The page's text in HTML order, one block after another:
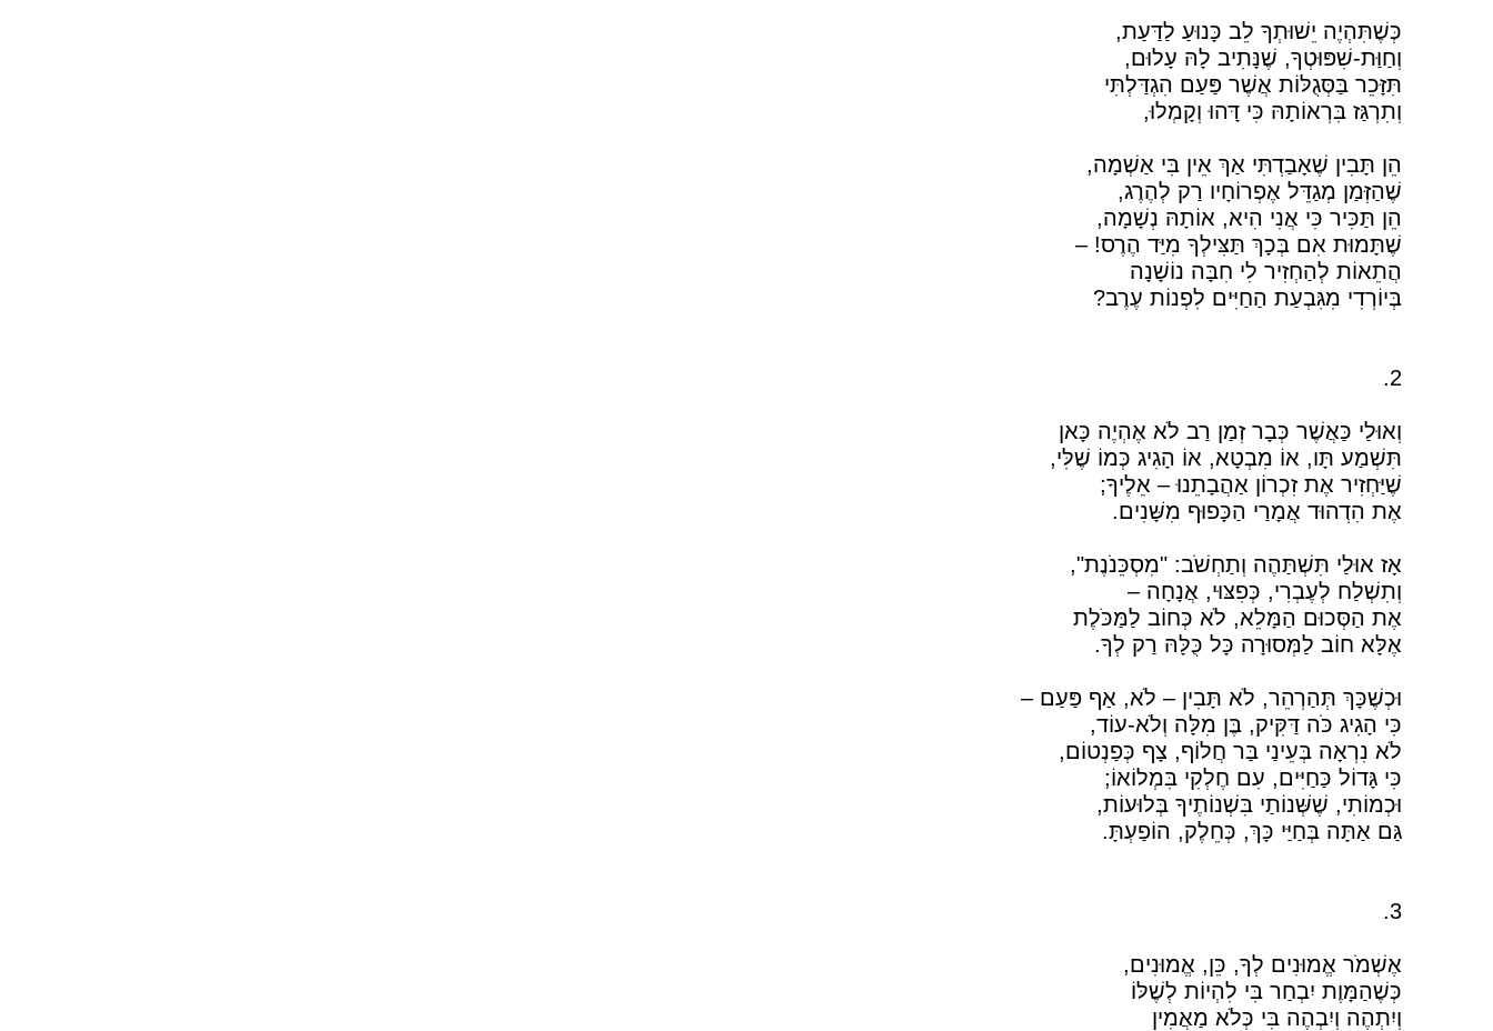
כְּשֶׁתִּהְיֶה יֵשׁוּתְךָ לֵב כָּנוּעַ לַדַּעַת,
וְחַוַּת-שִׁפּוּטְךָ, שֶׁנָּתִיב לָהּ עָלוּם,
תִּזָּכֵר בַּסְּגֻלּוֹת אֲשֶׁר פַּעַם הִגְדַּלְתִּי
וְתִרְגַּז בִּרְאוֹתָהּ כִּי דָּהוּ וְקָמְלוּ,
הֵן תָּבִין שֶׁאָבַדְתִּי אַךְ אֵין בִּי אַשְׁמָה,
שֶׁהַזְּמַן מְגַדֵּל אֶפְרוֹחָיו רַק לְהֶרֶג,
הֵן תַּכִּיר כִּי אֲנִי הִיא, אוֹתָהּ נְשָׁמָה,
שֶׁתָּמוּת אִם בְּכָךְ תַּצִּילְךָ מִיַּד הֶרֶס! –
הֲתֵאוֹת לְהַחְזִיר לִי חִבָּה נוֹשָׁנָה
בְּיוֹרְדִי מִגִּבְעַת הַחַיִּים לִפְנוֹת עֶרֶב?
2.
וְאוּלַי כַּאֲשֶׁר כְּבָר זְמַן רַב לֹא אֶהְיֶה כָּאן
תִּשְׁמַע תָּו, אוֹ מִבְטָא, אוֹ הָגִיג כְּמוֹ שֶׁלִּי,
שֶׁיַּחְזִיר אֶת זִכְרוֹן אַהֲבָתֵנוּ – אֵלֶיךָ;
אֶת הִדְהוּד אֲמָרַי הַכָּפוּף מִשָּׁנִים.
אָז אוּלַי תִּשְׁתַּהֶה וְתַחְשֹׁב: "מִסְכֵּנֹנֶת",
וְתִשְׁלַח לְעֶבְרִי, כְּפִצּוּי, אֲנָחָה –
אֶת הַסְּכוּם הַמָּלֵא, לֹא כְּחוֹב לַמַּכֹּלֶת
אֶלָּא חוֹב לַמְּסוּרָה כָּל כֻּלָּהּ רַק לְךָ.
וּכְשֶׁכָּךְ תְּהַרְהֵר, לֹא תָּבִין – לֹא, אַף פַּעַם –
כִּי הָגִיג כֹּה דַּקִּיק, בֶּן מִלָּה וְלֹא-עוֹד,
לֹא נִרְאָה בְּעֵינַי בַּר חֲלוֹף, צָף כְּפַנְטוֹם,
כִּי גָּדוֹל כַּחַיִּים, עִם חֶלְקִי בִּמְלוֹאוֹ;
וּכְמוֹתִי, שֶׁשְּׁנוֹתַי בִּשְׁנוֹתֶיךָ בְּלוּעוֹת,
גַּם אַתָּה בְּחַיַּי כָּךְ, כְּחֵלֶק, הוֹפַעְתָּ.
3.
אֶשְׁמֹר אֱמוּנִים לְךָ, כֵּן, אֱמוּנִים,
כְּשֶׁהַמָּוֶת יִבְחַר בִּי לִהְיוֹת לְשֶׁלּוֹ
וְיִתְהֶה וְיִבְהֶה בִּי כְּלֹא מַאֲמִין